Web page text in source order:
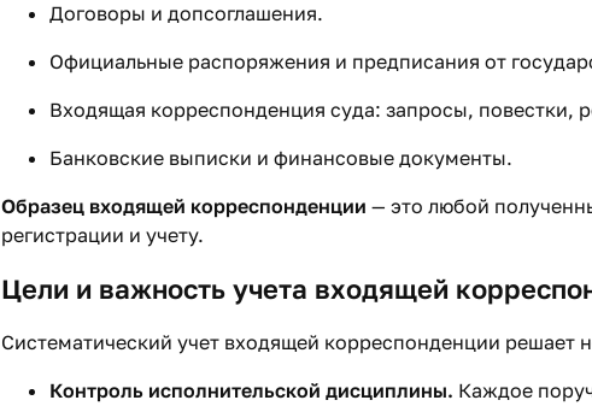
Договоры и допсоглашения.
Официальные распоряжения и предписания от
Входящая корреспонденция суда: запросы, повестки,
Банковские выписки и финансовые документы.
Образец входящей корреспонденции — это любой
регистрации и учету.
Цели и важность учета входящей
Систематический учет входящей корреспонденции решает
Контроль исполнительской дисциплины. Каждое